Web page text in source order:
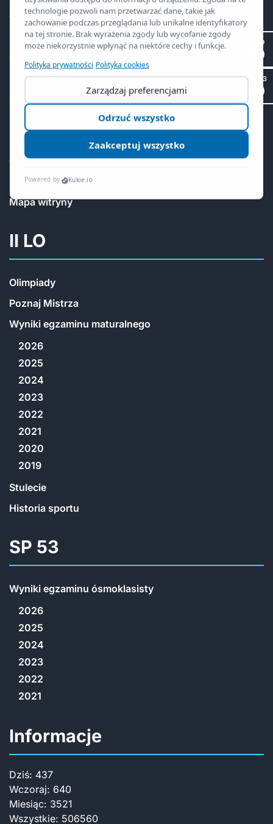
e-legitymacja
mLegitymacja
Obiady
Ubezpieczenia
Gabinet dentystyczny
ePUAP eDoręczenia
Deklaracja dostępności
Mapa witryny
II LO
Olimpiady
Poznaj Mistrza
Wyniki egzaminu maturalnego
2026
2025
2024
2023
2022
2021
2020
2019
Stulecie
Historia sportu
SP 53
Wyniki egzaminu ósmoklasisty
2026
2025
2024
2023
2022
2021
Informacje
Dziś: 437
Wczoraj: 640
Miesiąc: 3521
Wszystkie: 506560
II LO
SP 53